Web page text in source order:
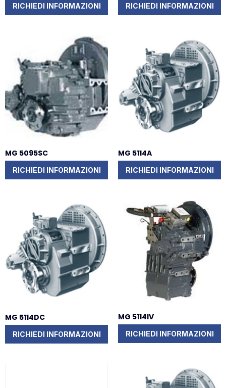
RICHIEDI INFORMAZIONI RICHIEDI INFORMAZIONI
MG 5095SC
RICHIEDI INFORMAZIONI
MG 5114A
RICHIEDI INFORMAZIONI
MG 5114DC
RICHIEDI INFORMAZIONI
MG 5114IV
RICHIEDI INFORMAZIONI